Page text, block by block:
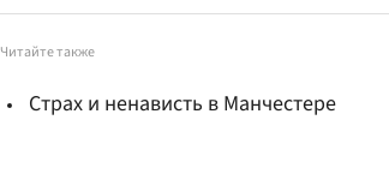
Читайте также
Страх и ненависть в Манчестере